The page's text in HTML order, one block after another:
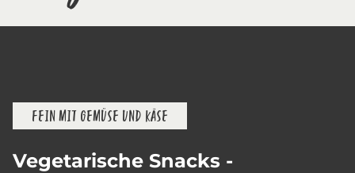
FEIN MIT GEMÜSE UND KÄSE
Vegetarische Snacks -